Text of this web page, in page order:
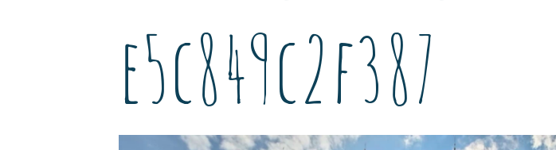
e5c849c2f387